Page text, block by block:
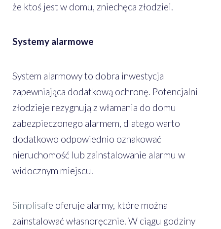
że ktoś jest w domu, zniechęca złodziei.
Systemy alarmowe
System alarmowy to dobra inwestycja
zapewniająca dodatkową ochronę. Potencjalni
złodzieje rezygnują z włamania do domu
zabezpieczonego alarmem, dlatego warto
dodatkowo odpowiednio oznakować
nieruchomość lub zainstalowanie alarmu w
widocznym miejscu.
Simplisafe oferuje alarmy, które można
zainstalować własnoręcznie. W ciągu godziny